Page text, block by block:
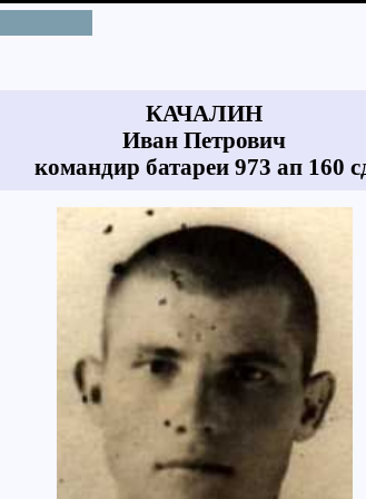
КАЧАЛИН
Иван Петрович
командир батареи 973 ап 160